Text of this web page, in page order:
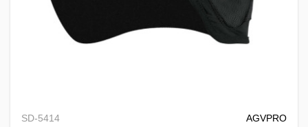
57-58 cm.
59-60 cm.
Τρόποι Πληρωμής
Υποστηρίζονται VISA & Mastercard.
SD-5414
AGVPRO